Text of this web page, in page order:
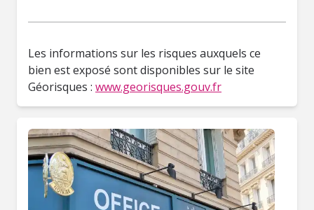
Les informations sur les risques auxquels ce
bien est exposé sont disponibles sur le site
Géorisques : www.georisques.gouv.fr